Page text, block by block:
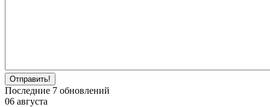
Отправить!
Последние 7 обновлений
06 августа